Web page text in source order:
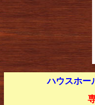
ハウスホー